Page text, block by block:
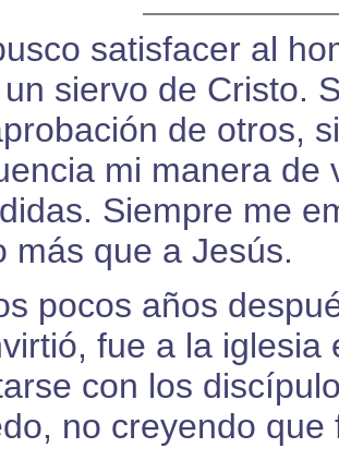
satisfacer al
siervo de Cristo.
de otros,
mi manera de
Siempre me
más que a Jesús.
pocos años
fue a la
con los
no creyendo